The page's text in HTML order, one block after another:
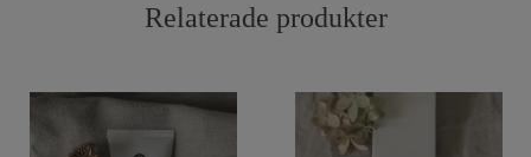
Relaterade produkter